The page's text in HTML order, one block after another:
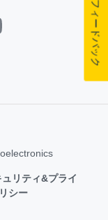
ュリティ&プライ
シー
フィードバック